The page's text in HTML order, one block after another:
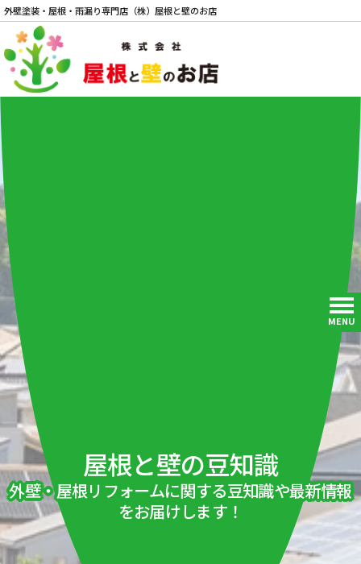
外壁塗装・屋根・雨漏り専門店（株）屋根と壁のお店
MENU
屋根と壁の豆知識
外壁・屋根リフォームに関する豆知識や最新情報
をお届けします！